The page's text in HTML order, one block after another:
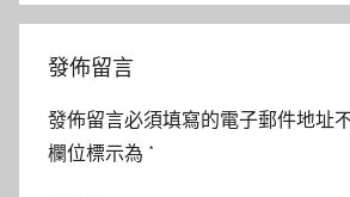
發佈留言
發佈留言必須填寫的電子郵件地址
欄位標示為 *